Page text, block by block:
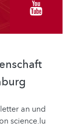
an und
science.lu